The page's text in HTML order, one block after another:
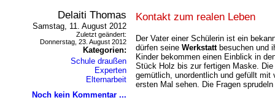
Delaiti Thomas
Samstag, 11. August 2012
Zuletzt geändert:
Donnerstag, 23. August 2012
Kategorien:
Schule draußen
Experten
Elternarbeit
Noch kein Kommentar ...
Kontakt zum realen Leben
Der Vater einer Schülerin ist ein
dürfen seine Werkstattbesuchen und
Kinder bekommen einen Einblick in
Stück Holz bis zur fertigen Maske.
gemütlich, unordentlich und gefüllt mit
ersten Mal sehen. Die Fragen